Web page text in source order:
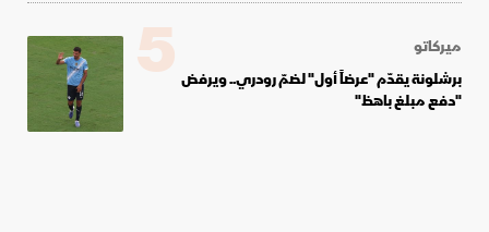
ميركاتو
برشلونة يقدّم "عرضاً أول" لضمّ رودري.. ويرفض
"دفع مبلغ باهظ"
5